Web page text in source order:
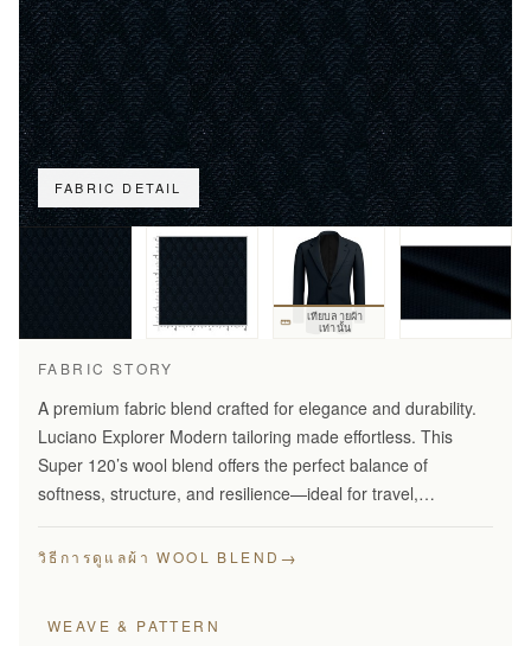
FABRIC DETAIL
เทียบลายผ้า
เท่านั้น
FABRIC STORY
A premium fabric blend crafted for elegance and durability.
Luciano Explorer Modern tailoring made effortless. This
Super 120’s wool blend offers the perfect balance of
softness, structure, and resilience—ideal for travel,
วิธีการดูแลผ้า WOOL BLEND →
WEAVE & PATTERN